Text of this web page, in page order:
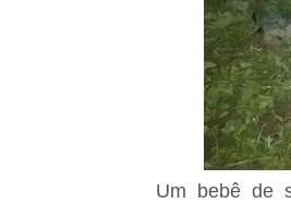
Um bebê de